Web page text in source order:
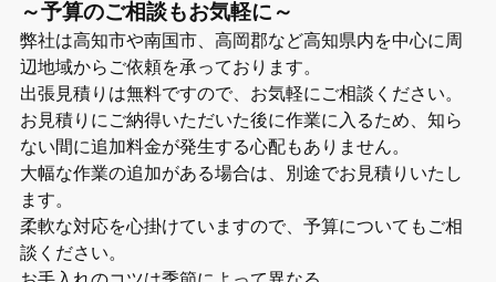
～予算のご相談もお気軽に～
弊社は高知市や南国市、高岡郡など高知県内を中心に周
辺地域からご依頼を承っております。
出張見積りは無料ですので、お気軽にご相談ください。
お見積りにご納得いただいた後に作業に入るため、知ら
ない間に追加料金が発生する心配もありません。
大幅な作業の追加がある場合は、別途でお見積りいたし
ます。
柔軟な対応を心掛けていますので、予算についてもご相
談ください。